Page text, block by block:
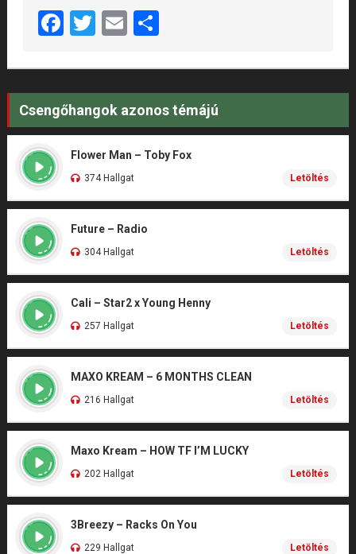
Facebook
Twitter
EmailShare
Csengőhangok azonos témájú
Flower Man – Toby Fox
374 Hallgat Letöltés
Future – Radio
304 Hallgat Letöltés
Cali – Star2 x Young Henny
257 Hallgat Letöltés
MAXO KREAM – 6 MONTHS CLEAN
216 Hallgat Letöltés
Maxo Kream – HOW TF I’M LUCKY
202 Hallgat Letöltés
3Breezy – Racks On You
229 Hallgat Letöltés